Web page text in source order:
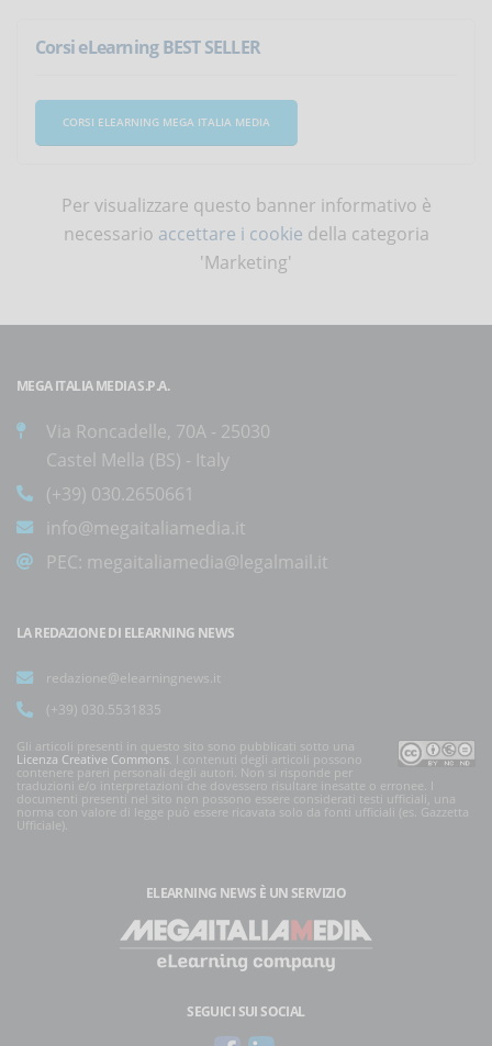
Corsi eLearning BEST SELLER
CORSI ELEARNING MEGA ITALIA MEDIA
Per visualizzare questo banner informativo è
necessario accettare i cookie della categoria
'Marketing'
MEGA ITALIA MEDIA S.P.A.
Via Roncadelle, 70A - 25030
Castel Mella (BS) - Italy
(+39) 030.2650661
info@megaitaliamedia.it
PEC: megaitaliamedia@legalmail.it
LA REDAZIONE DI ELEARNING NEWS
redazione@elearningnews.it
(+39) 030.5531835
Gli articoli presenti in questo sito sono pubblicati sotto una
Licenza Creative Commons. I contenuti degli articoli possono
contenere pareri personali degli autori. Non si risponde per
traduzioni e/o interpretazioni che dovessero risultare inesatte o erronee. I
documenti presenti nel sito non possono essere considerati testi ufficiali, una
norma con valore di legge può essere ricavata solo da fonti ufficiali (es. Gazzetta
Ufficiale).
ELEARNING NEWS È UN SERVIZIO
SEGUICI SUI SOCIAL